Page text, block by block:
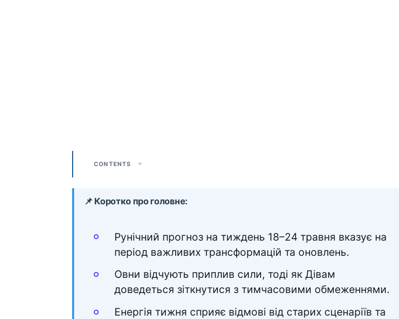
CONTENTS
📌 Коротко про головне:
Рунічний прогноз на тиждень 18–24 травня вказує на
період важливих трансформацій та оновлень.
Овни відчують приплив сили, тоді як Дівам
доведеться зіткнутися з тимчасовими обмеженнями.
Енергія тижня сприяє відмові від старих сценаріїв та